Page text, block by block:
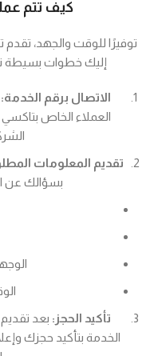
كيف تتم
توفيرًا للوقت والجهد،
إليك خطوات بسيطة
الاتصال برقم الخدمة:
العملاء الخاص
تقديم المعلومات
بسؤالك عن
تأكيد الحجز: بعد
الخدمة بتأكيد حجزك